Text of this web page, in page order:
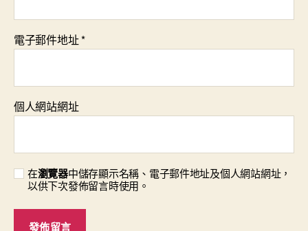
電子郵件地址*
個人網站網址
在瀏覽器中儲存顯示名稱、電子郵件地址及個人網站網址，
以供下次發佈留言時使用。